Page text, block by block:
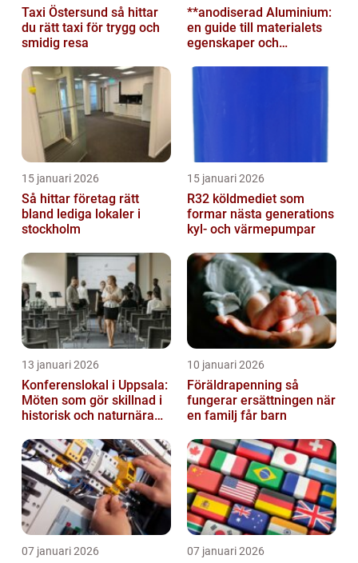
Taxi Östersund så hittar
du rätt taxi för trygg och
smidig resa
**anodiserad Aluminium:
en guide till materialets
egenskaper och
15 januari 2026
Så hittar företag rätt
bland lediga lokaler i
stockholm
15 januari 2026
R32 köldmediet som
formar nästa generations
kyl- och värmepumpar
13 januari 2026
Konferenslokal i Uppsala:
Möten som gör skillnad i
historisk och naturnära
10 januari 2026
Föräldrapenning så
fungerar ersättningen när
en familj får barn
07 januari 2026 07 januari 2026